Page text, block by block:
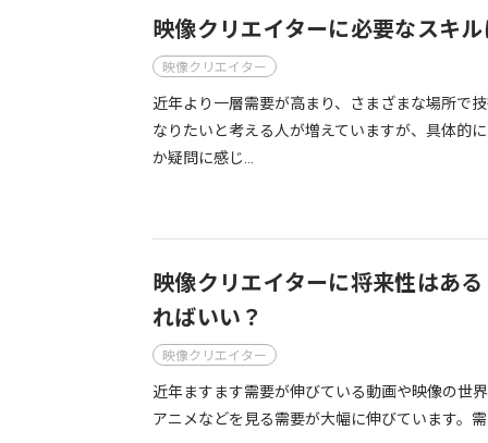
映像クリエイターに必要なスキ
映像クリエイター
近年より一層需要が高まり、さまざまな場所で
なりたいと考える人が増えていますが、具体的
か疑問に感じ…
映像クリエイターに将来性はあ
ればいい？
映像クリエイター
近年ますます需要が伸びている動画や映像の世
アニメなどを見る需要が大幅に伸びています。